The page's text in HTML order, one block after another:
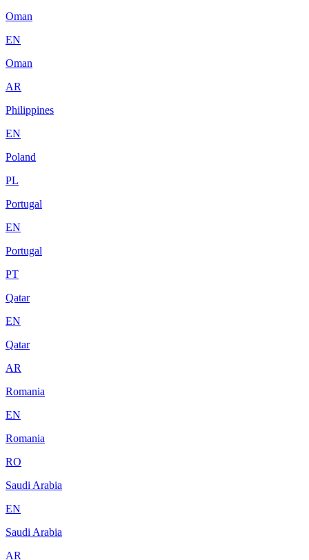
Oman
EN
Oman
AR
Philippines
EN
Poland
PL
Portugal
EN
Portugal
PT
Qatar
EN
Qatar
AR
Romania
EN
Romania
RO
Saudi Arabia
EN
Saudi Arabia
AR